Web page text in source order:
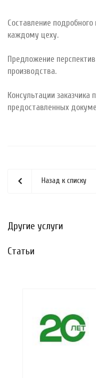
Составление
каждому цеху.
Предложение
производства.
Консультации
предоставленных
Назад к списку
Другие услуги
Статьи